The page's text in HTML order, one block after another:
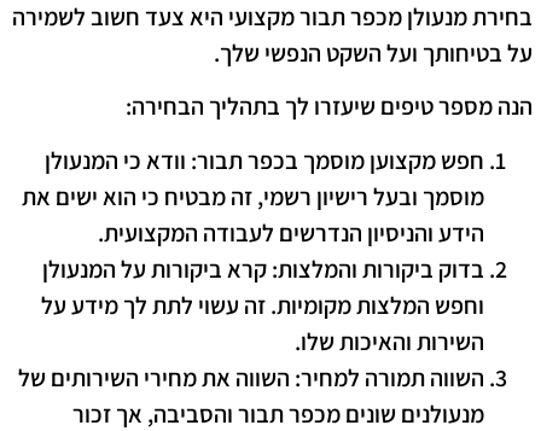
בחירת מנעולן מכפר תבור מקצועי היא צעד חשוב לשמירה
על בטיחותך ועל השקט הנפשי שלך.
הנה מספר טיפים שיעזרו לך בתהליך הבחירה:
חפש מקצוען מוסמך בכפר תבור: וודא כי המנעולן
מוסמך ובעל רישיון רשמי, זה מבטיח כי הוא ישים את
הידע והניסיון הנדרשים לעבודה המקצועית.
בדוק ביקורות והמלצות: קרא ביקורות על המנעולן
וחפש המלצות מקומיות. זה עשוי לתת לך מידע על
השירות והאיכות שלו.
השווה תמורה למחיר: השווה את מחירי השירותים של
מנעולנים שונים מכפר תבור והסביבה, אך זכור